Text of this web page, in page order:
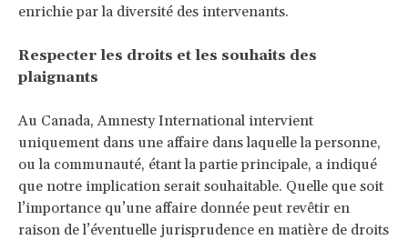
enrichie par la diversité des intervenants.
Respecter les droits et les souhaits des
plaignants
Au Canada, Amnesty International intervient
uniquement dans une affaire dans laquelle la personne,
ou la communauté, étant la partie principale, a indiqué
que notre implication serait souhaitable. Quelle que soit
l’importance qu’une affaire donnée peut revêtir en
raison de l’éventuelle jurisprudence en matière de droits